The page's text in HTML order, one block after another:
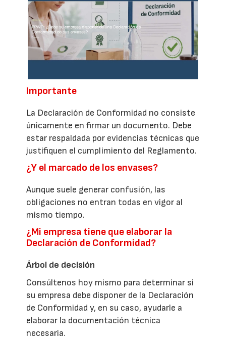
Importante
La Declaración de Conformidad no consiste
únicamente en firmar un documento. Debe
estar respaldada por evidencias técnicas que
justifiquen el cumplimiento del Reglamento.
¿Y el marcado de los envases?
Aunque suele generar confusión, las
obligaciones no entran todas en vigor al
mismo tiempo.
¿Mi empresa tiene que elaborar la
Declaración de Conformidad?
Árbol de decisión
Consúltenos hoy mismo para determinar si
su empresa debe disponer de la Declaración
de Conformidad y, en su caso, ayudarle a
elaborar la documentación técnica
necesaria.